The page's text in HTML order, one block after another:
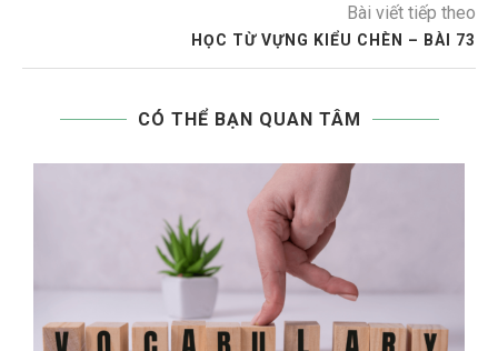
Bài viết tiếp theo
HỌC TỪ VỰNG KIỂU CHÈN – BÀI 73
CÓ THỂ BẠN QUAN TÂM